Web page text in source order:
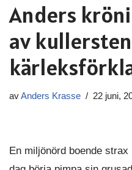
Anders
av
avAnders Krasse 22 juni,
En miljönörd boende